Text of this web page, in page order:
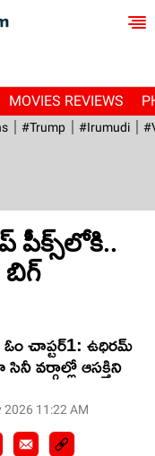
MOVIES REVIEWS
#Trump #irumudi
పీక్స్‌లోకి..
చాప్ట‌ర్1: ఉధిర‌మ్
వర్గాల్లో ఆసక్తిని
2026 11:22 AM